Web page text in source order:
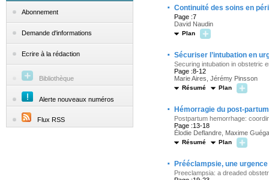
Abonnement
Demande d'informations
Ecrire à la rédaction
Bibliothèque
Alerte nouveaux numéros
Flux RSS
· Continuité des soins en
Page :7
David Naudin
Plan
· Sécuriser l’intubation en
Securing intubation in obstetric
Page :8-12
Marie Aires, Jérémy Pinsson
Résumé Plan
· Hémorragie du post-
Postpartum hemorrhage:
Page :13-18
Élodie Deflandre, Maxime
Résumé Plan
· Prééclampsie, une
Preeclampsia: a dreaded